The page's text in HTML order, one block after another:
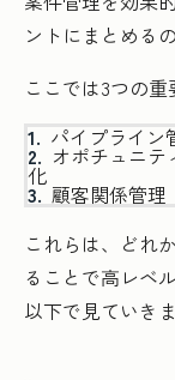
ントにまとめる
ここでは3つの重
パイプライン
オポチュニ
化
顧客関係管理
これらは、どれ
ることで高レベ
以下で見ていき